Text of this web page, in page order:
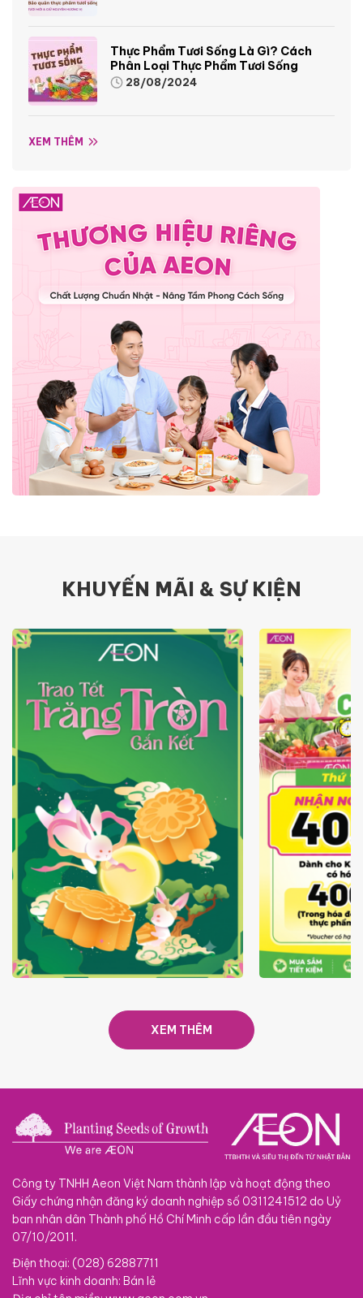
Thực Phẩm Tươi Sống Là Gì? Cách
Phân Loại Thực Phẩm Tươi Sống
28/08/2024
XEM THÊM
KHUYẾN MÃI & SỰ KIỆN
TRAO TẾT TRĂNG TRÒN GẮN
GIÁ LUÔN
XEM THÊM
Công ty TNHH Aeon Việt Nam thành lập và hoạt động theo
Giấy chứng nhận đăng ký doanh nghiệp số 0311241512 do Uỷ
ban nhân dân Thành phố Hồ Chí Minh cấp lần đầu tiên ngày
07/10/2011.
Điện thoại: (028) 62887711
Lĩnh vực kinh doanh: Bán lẻ